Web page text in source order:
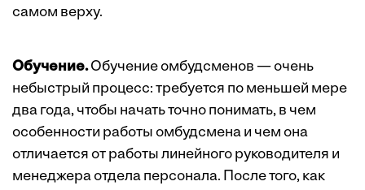
самом верху.
Обучение.Обучение омбудсменов — очень
небыстрый процесс: требуется по меньшей мере
два года, чтобы начать точно понимать, в чем
особенности работы омбудсмена и чем она
отличается от работы линейного руководителя и
менеджера отдела персонала. После того, как